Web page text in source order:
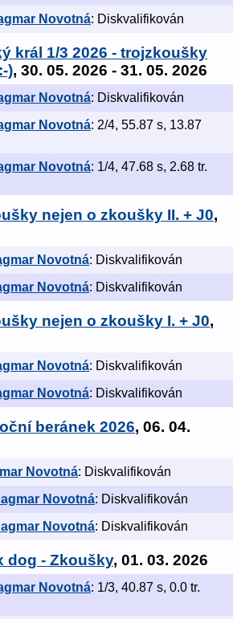
Novotná: Diskvalifikován
král 1/3 2026 - trojzkoušky
), 30. 05. 2026 - 31. 05. 2026
Novotná: Diskvalifikován
Novotná: 2/4, 55.87 s, 13.87
Novotná: 1/4, 47.68 s, 2.68 tr.
nejen o zkoušky II. + J0,
Novotná: Diskvalifikován
Novotná: Diskvalifikován
nejen o zkoušky I. + J0,
Novotná: Diskvalifikován
Novotná: Diskvalifikován
beránek 2026, 06. 04.
Novotná: Diskvalifikován
Novotná: Diskvalifikován
Novotná: Diskvalifikován
dog - Zkoušky, 01. 03. 2026
Novotná: 1/3, 40.87 s, 0.0 tr.